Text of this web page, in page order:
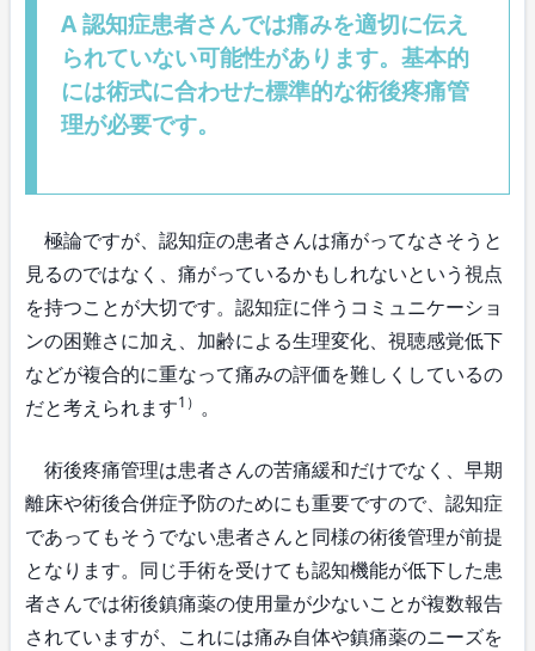
A 認知症患者さんでは痛みを適切に伝え
られていない可能性があります。基本的
には術式に合わせた標準的な術後疼痛管
理が必要です。
極論ですが、認知症の患者さんは痛がってなさそうと
見るのではなく、痛がっているかもしれないという視点
を持つことが大切です。認知症に伴うコミュニケーショ
ンの困難さに加え、加齢による生理変化、視聴感覚低下
などが複合的に重なって痛みの評価を難しくしているの
だと考えられます1） 。
術後疼痛管理は患者さんの苦痛緩和だけでなく、早期
離床や術後合併症予防のためにも重要ですので、認知症
であってもそうでない患者さんと同様の術後管理が前提
となります。同じ手術を受けても認知機能が低下した患
者さんでは術後鎮痛薬の使用量が少ないことが複数報告
されていますが、これには痛み自体や鎮痛薬のニーズを